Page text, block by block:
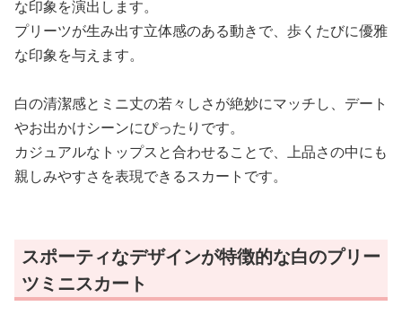
な印象を演出します。
プリーツが生み出す立体感のある動きで、歩くたびに優雅
な印象を与えます。
白の清潔感とミニ丈の若々しさが絶妙にマッチし、デート
やお出かけシーンにぴったりです。
カジュアルなトップスと合わせることで、上品さの中にも
親しみやすさを表現できるスカートです。
スポーティなデザインが特徴的な白のプリー
ツミニスカート